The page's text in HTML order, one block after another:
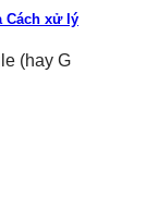
Cách xử lý
(hay G